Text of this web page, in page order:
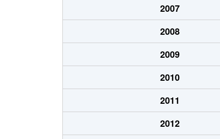
志下
350万円
沼津
白銀町
1,400万円
沼津
新宿町
990万円
沼津
杉崎町
950万円
沼津
杉崎町
650万円
沼津
2007
2008
2009
2010
2011
2012